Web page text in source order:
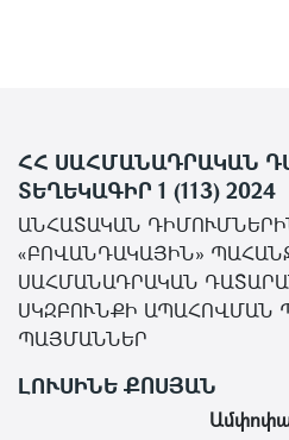
ՀՀ ՍԱՀՄԱՆԱԴՐԱԿԱՆ
ՏԵՂԵԿԱԳԻՐ 1 (113) 2024
ԱՆՀԱՏԱԿԱՆ
«ԲՈՎԱՆԴԱԿԱՅԻՆ»
ՍԱՀՄԱՆԱԴՐԱԿԱՆ
ՍԿԶԲՈՒՆՔԻ ԱՊԱՀՈՎՄԱՆ
ՊԱՅՄԱՆՆԵՐ
ԼՈՒՍԻՆԵ ՔՈՍՅԱՆ